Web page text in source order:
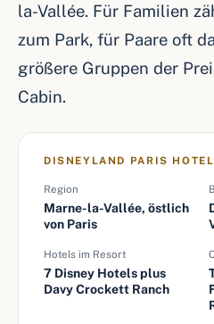
la-Vallée. Für Familien
zum Park, für Paare oft
größere Gruppen der
Cabin.
DISNEYLAND PARIS
Region
Marne-la-Vallée, östlich
von Paris
Hotels im Resort
7 Disney Hotels plus
Davy Crockett Ranch